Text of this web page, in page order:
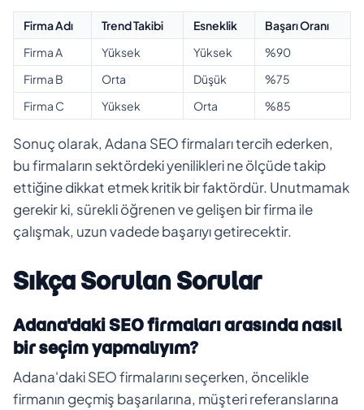
Firma Adı Trend Takibi Esneklik
Başarı Oranı
Firma A
Yüksek Yüksek
%90
Firma B
Orta Düşük
%75
Firma C
Yüksek Orta %85
Sonuç olarak, Adana SEO firmaları tercih ederken,
bu firmaların sektördeki yenilikleri ne ölçüde takip
ettiğine dikkat etmek kritik bir faktördür. Unutmamak
gerekir ki, sürekli öğrenen ve gelişen bir firma ile
çalışmak, uzun vadede başarıyı getirecektir.
Sıkça Sorulan Sorular
Adana'daki SEO firmaları arasında nasıl
bir seçim yapmalıyım?
Adana'daki SEO firmalarını seçerken, öncelikle
firmanın geçmiş başarılarına, müşteri referanslarına